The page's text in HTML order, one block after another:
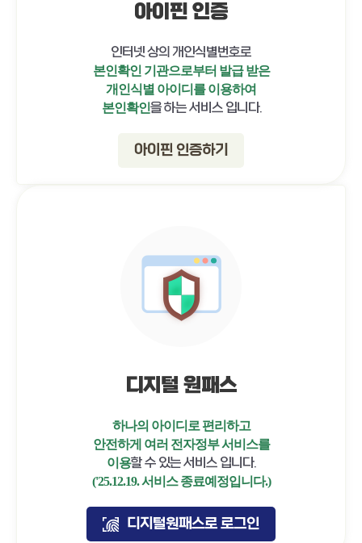
아이핀 인증
인터넷 상의 개인식별번호로
본인확인 기관으로부터 발급 받은
개인식별 아이디를 이용하여
본인확인을 하는 서비스 입니다.
아이핀 인증하기
디지털 원패스
하나의 아이디로 편리하고
안전하게 여러 전자정부 서비스를
이용할 수 있는 서비스 입니다.
('25.12.19. 서비스 종료예정입니다.)
디지털원패스로 로그인